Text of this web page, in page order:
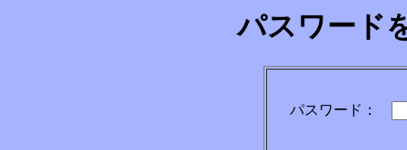
パスワード
パスワード：